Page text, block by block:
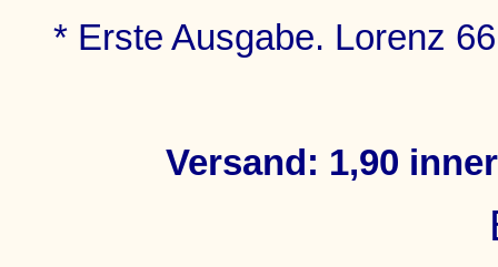
* Erste Ausgabe. Lorenz
Versand: 1,90